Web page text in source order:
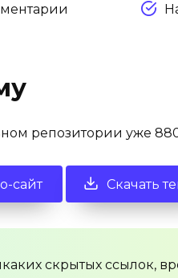
репозитории уже
сайт Скачать
скрытых ссылок,